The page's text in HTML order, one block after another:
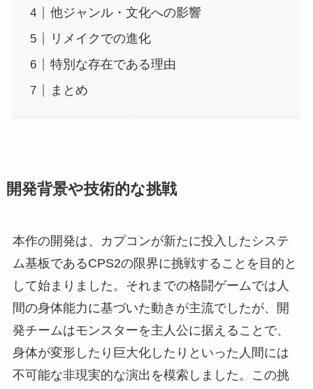
他ジャンル・文化への影響
リメイクでの進化
特別な存在である理由
まとめ
開発背景や技術的な挑戦
本作の開発は、カプコンが新たに投入したシステ
ム基板であるCPS2の限界に挑戦することを目的と
して始まりました。それまでの格闘ゲームでは人
間の身体能力に基づいた動きが主流でしたが、開
発チームはモンスターを主人公に据えることで、
身体が変形したり巨大化したりといった人間には
不可能な非現実的な演出を模索しました。この挑